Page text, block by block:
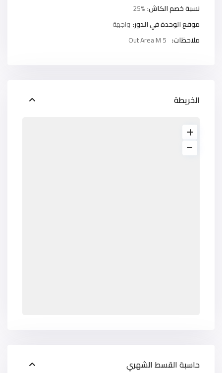
نسبة خصم الكاش:25%
موقع الوحدة في الدور: واجهة
ملاحظات:
الخريطة
حاسبة القسط الشهري